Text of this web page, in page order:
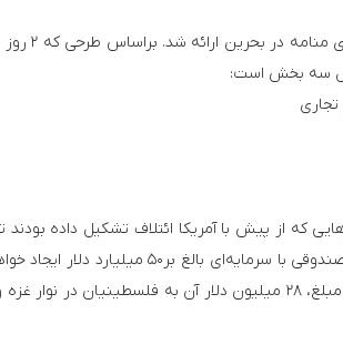
چارچوب اقتصادی معامله قرن در ماه ژوئن ۲۰۱۹، در
سه بخش است:
که از پیش با آمریکا ائتلاف تشکیل داده بودند
کرد. برای اجرای معامله قرن ۵۰ میلیارد دلار هزینه برآورد شد. آمریکا اعلام کرد صندوقی با سرمایه‌ای بالغ
که برای سرمایه‌گذاری و ایجاد زیر ساخت مورد استفاده قرار خواهد گرفت. از این مبلغ، ۲۸ میلیون دلار آن به فلسطینیان